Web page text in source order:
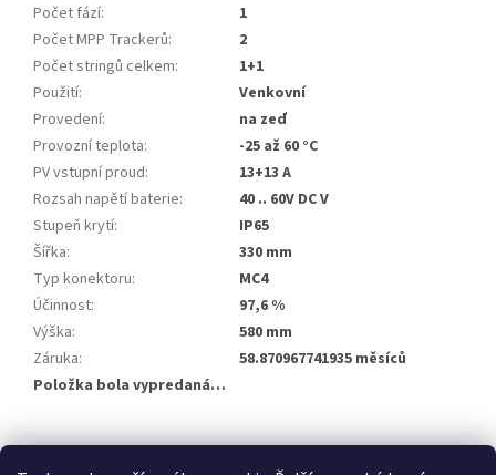
Počet fází:
1
Počet MPP Trackerů:
2
Počet stringů celkem:
1+1
Použití:
Venkovní
Provedení:
na zeď
Provozní teplota:
-25 až 60 °C
PV vstupní proud:
13+13 A
Rozsah napětí baterie:
40 .. 60V DC V
Stupeň krytí:
IP65
Šířka:
330 mm
Typ konektoru:
MC4
Účinnost:
97,6 %
Výška:
580 mm
Záruka:
58.870967741935 měsíců
Položka bola vypredaná…
Z